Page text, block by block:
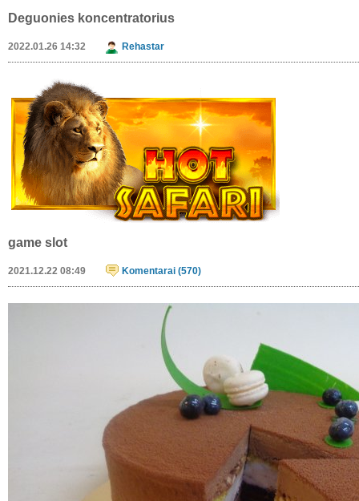
Deguonies koncentratorius
2022.01.26 14:32 Rehastar
game slot
2021.12.22 08:49 Komentarai (570)